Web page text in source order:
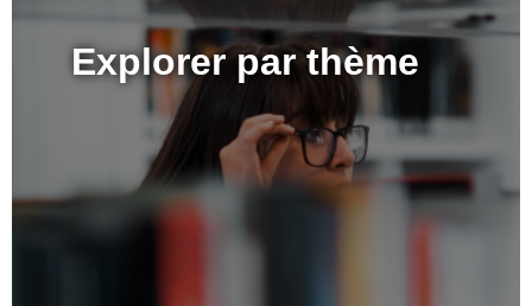
Explorer par thème